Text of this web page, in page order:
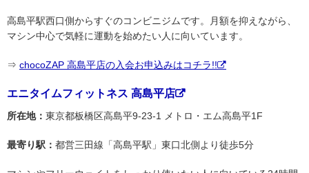
高島平駅西口側からすぐのコンビニジムです。月額を抑えながら、
マシン中心で気軽に運動を始めたい人に向いています。
⇒ chocoZAP 高島平店の入会お申込みはコチラ!!
エニタイムフィットネス 高島平店
所在地： 東京都板橋区高島平9-23-1 メトロ・エム高島平1F
最寄り駅： 都営三田線「高島平駅」東口北側より徒歩5分